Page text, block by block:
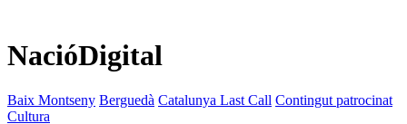
NacióDigital
Baix Montseny Berguedà Catalunya Last Call Contingut patrocinat
Cultura